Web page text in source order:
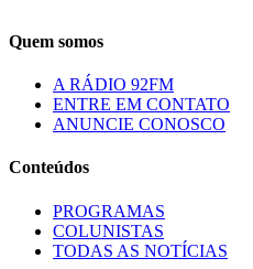
Quem somos
A RÁDIO 92FM
ENTRE EM CONTATO
ANUNCIE CONOSCO
Conteúdos
PROGRAMAS
COLUNISTAS
TODAS AS NOTÍCIAS